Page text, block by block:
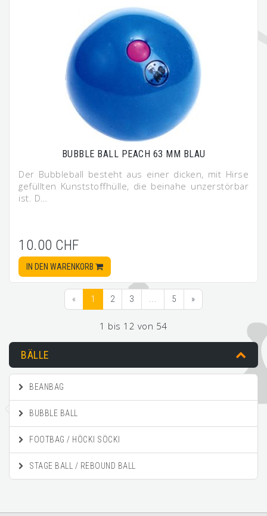
BUBBLE BALL PEACH 63 MM BLAU
Der Bubbleball besteht aus einer dicken, mit Hirse
gefüllten Kunststoffhülle, die beinahe unzerstörbar
ist. D…
10.00 CHF
IN DEN WARENKORB
« 1 2 3 ... 5 »
1 bis 12 von 54
BÄLLE
BEANBAG
BUBBLE BALL
FOOTBAG / HÖCKI SÖCKI
STAGE BALL / REBOUND BALL